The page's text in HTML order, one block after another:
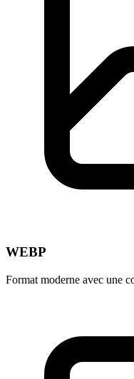
WEBP
Format moderne avec une